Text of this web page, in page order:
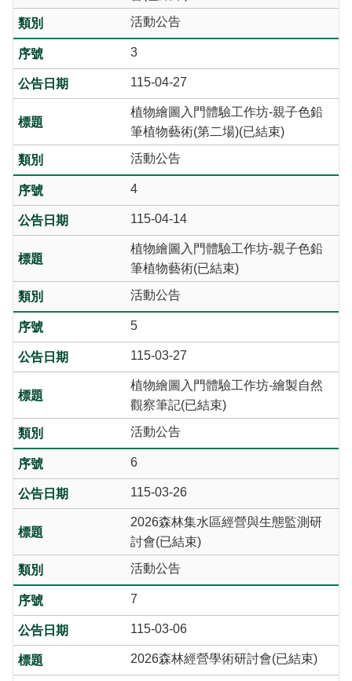
活動公告
3
115-04-27
植物繪圖入門體驗工作坊-親子色鉛
筆植物藝術(第二場)(已結束)
活動公告
4
115-04-14
植物繪圖入門體驗工作坊-親子色鉛
筆植物藝術(已結束)
活動公告
5
115-03-27
植物繪圖入門體驗工作坊-繪製自然
觀察筆記(已結束)
活動公告
6
115-03-26
2026森林集水區經營與生態監測研
討會(已結束)
活動公告
7
115-03-06
2026森林經營學術研討會(已結束)